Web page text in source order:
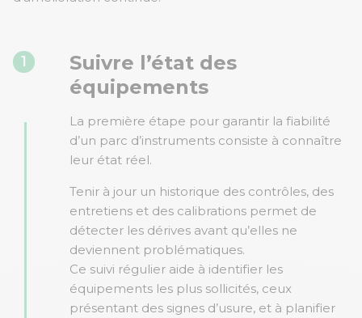
1
Suivre l’état des
équipements
La première étape pour garantir la fiabilité
d’un parc d’instruments consiste à connaître
leur état réel.
Tenir à jour un historique des contrôles, des
entretiens et des calibrations permet de
détecter les dérives avant qu’elles ne
deviennent problématiques.
Ce suivi régulier aide à identifier les
équipements les plus sollicités, ceux
présentant des signes d’usure, et à planifier